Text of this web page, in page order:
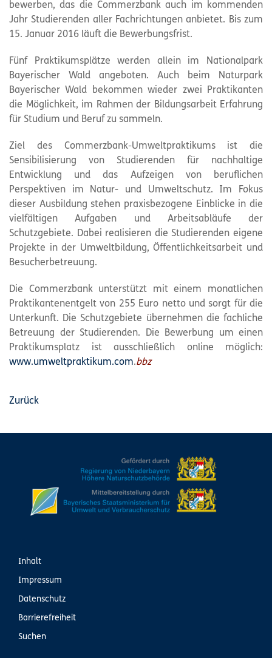
bewerben, das die Commerzbank auch im kommenden
Jahr Studierenden aller Fachrichtungen anbietet. Bis zum
15. Januar 2016 läuft die Bewerbungsfrist.
Fünf Praktikumsplätze werden allein im Nationalpark
Bayerischer Wald angeboten. Auch beim Naturpark
Bayerischer Wald bekommen wieder zwei Praktikanten
die Möglichkeit, im Rahmen der Bildungsarbeit Erfahrung
für Studium und Beruf zu sammeln.
Ziel des Commerzbank-Umweltpraktikums ist die
Sensibilisierung von Studierenden für nachhaltige
Entwicklung und das Aufzeigen von beruflichen
Perspektiven im Natur- und Umweltschutz. Im Fokus
dieser Ausbildung stehen praxisbezogene Einblicke in die
vielfältigen Aufgaben und Arbeitsabläufe der
Schutzgebiete. Dabei realisieren die Studierenden eigene
Projekte in der Umweltbildung, Öffentlichkeitsarbeit und
Besucherbetreuung.
Die Commerzbank unterstützt mit einem monatlichen
Praktikantenentgelt von 255 Euro netto und sorgt für die
Unterkunft. Die Schutzgebiete übernehmen die fachliche
Betreuung der Studierenden. Die Bewerbung um einen
Praktikumsplatz ist ausschließlich online möglich:
www.umweltpraktikum.com.bbz
Zurück
Inhalt
Impressum
Datenschutz
Barrierefreiheit
Suchen